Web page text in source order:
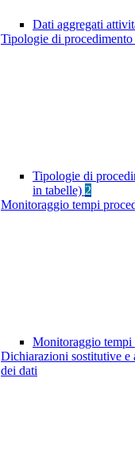
Dati aggregati
Tipologie di procedimento
Tipologie di
in tabelle) 2
Monitoraggio tempi
Monitoraggio tempi
Dichiarazioni sostitutive
dei dati